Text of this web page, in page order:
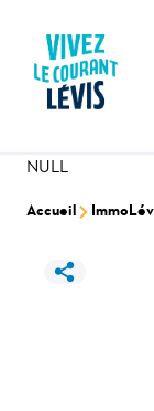
contenuRechercher
NULL
Accueil